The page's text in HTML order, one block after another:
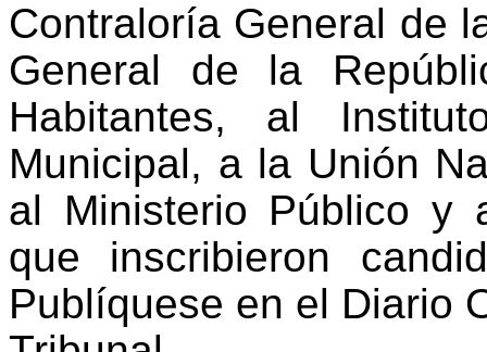
Contraloría General de
General de la
Habitantes, al
Municipal, a la Unión
al Ministerio Público y
que inscribieron
Publíquese en el Diario